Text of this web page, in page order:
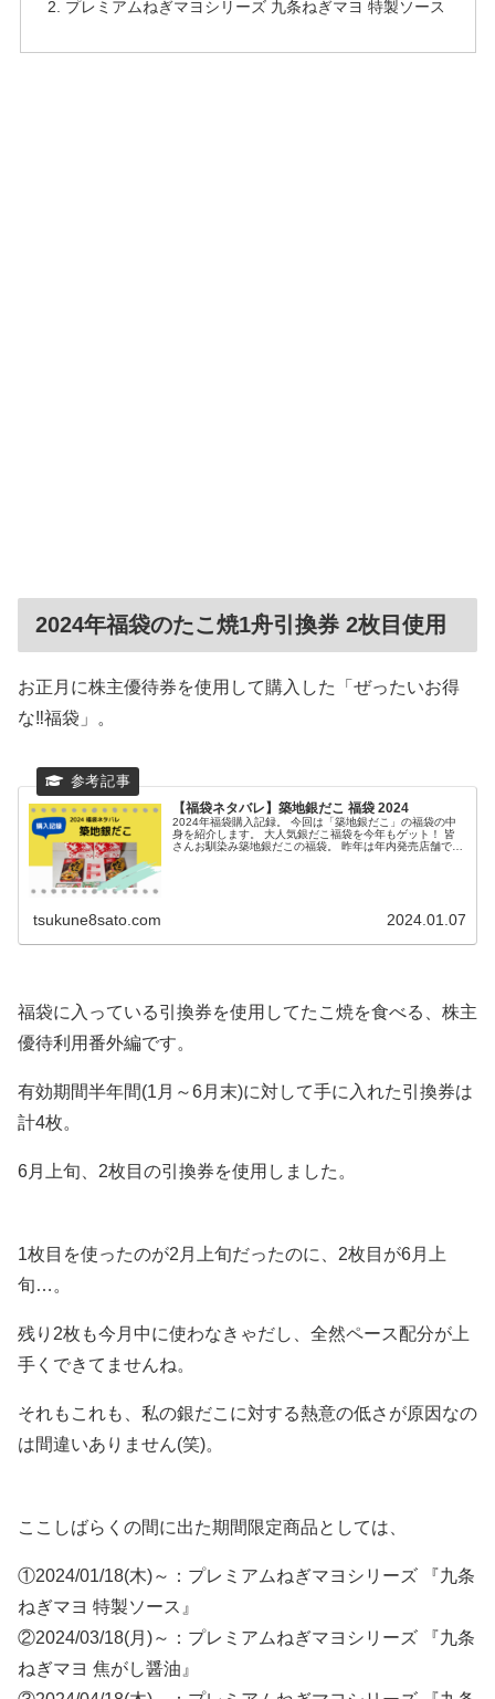
プレミアムねぎマヨシリーズ 九条ねぎマヨ 特製ソース
2024年福袋のたこ焼1舟引換券 2枚目使用
お正月に株主優待券を使用して購入した「ぜったいお得
な‼福袋」。
【福袋ネタバレ】築地銀だこ 福袋 2024
2024年福袋購入記録。 今回は「築地銀だこ」の福袋の中
身を紹介します。 大人気銀だこ福袋を今年もゲット！ 皆
さんお馴染み築地銀だこの福袋。 昨年は年内発売店舗で上
tsukune8sato.com 2024.01.07
福袋に入っている引換券を使用してたこ焼を食べる、株主
優待利用番外編です。
有効期間半年間(1月～6月末)に対して手に入れた引換券は
計4枚。
6月上旬、2枚目の引換券を使用しました。
1枚目を使ったのが2月上旬だったのに、2枚目が6月上
旬…。
残り2枚も今月中に使わなきゃだし、全然ペース配分が上
手くできてませんね。
それもこれも、私の銀だこに対する熱意の低さが原因なの
は間違いありません(笑)。
ここしばらくの間に出た期間限定商品としては、
①2024/01/18(木)～：プレミアムねぎマヨシリーズ 『九条
ねぎマヨ 特製ソース』
②2024/03/18(月)～：プレミアムねぎマヨシリーズ 『九条
ねぎマヨ 焦がし醤油』